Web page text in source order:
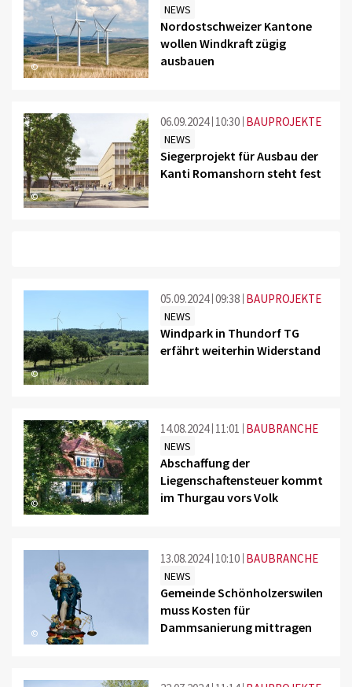
©
NEWS
Nordostschweizer Kantone
wollen Windkraft zügig
ausbauen
©
06.09.2024 10:30 BAUPROJEKTE
NEWS
Siegerprojekt für Ausbau der
Kanti Romanshorn steht fest
©
05.09.2024 09:38 BAUPROJEKTE
NEWS
Windpark in Thundorf TG
erfährt weiterhin Widerstand
©
14.08.2024 11:01 BAUBRANCHE
NEWS
Abschaffung der
Liegenschaftensteuer kommt
im Thurgau vors Volk
©
13.08.2024 10:10 BAUBRANCHE
NEWS
Gemeinde Schönholzerswilen
muss Kosten für
Dammsanierung mittragen